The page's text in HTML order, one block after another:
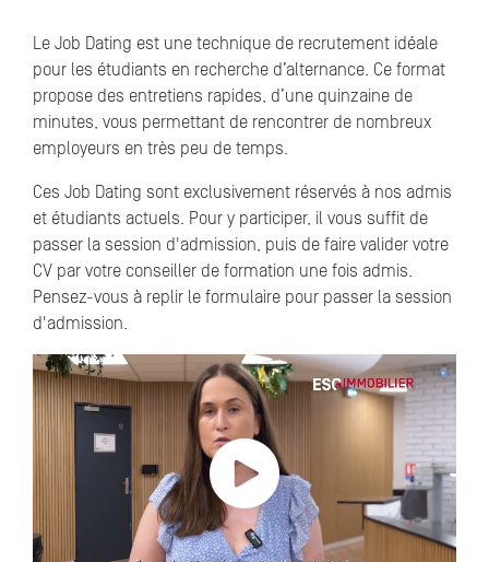
Le Job Dating est une technique de recrutement idéale
pour les étudiants en recherche d’alternance. Ce format
propose des entretiens rapides, d’une quinzaine de
minutes, vous permettant de rencontrer de nombreux
employeurs en très peu de temps.
Ces Job Dating sont exclusivement réservés à nos admis
et étudiants actuels. Pour y participer, il vous suffit de
passer la session d'admission, puis de faire valider votre
CV par votre conseiller de formation une fois admis.
Pensez-vous à replir le formulaire pour passer la session
d'admission.
Profitez de nos Job dating